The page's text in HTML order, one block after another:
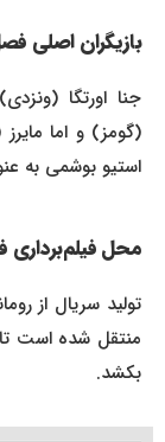
بازیگران اصلی
جنا اورتگا
(گومز) و اما
استیو بوشمی به
محل فیلم‌برداری
تولید سریال از
منتقل شده است تا
بکشد.